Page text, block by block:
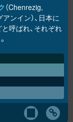
（Chenrezig,
ンイン）、日本に
と呼ばれ、それぞれ